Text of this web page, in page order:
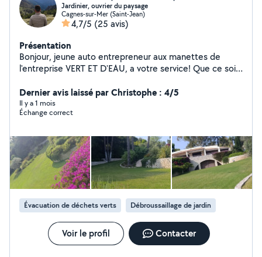
Jardinier, ouvrier du paysage
Cagnes-sur-Mer (Saint-Jean)
4,7/5 (25 avis)
Présentation
Bonjour, jeune auto entrepreneur aux manettes de
l'entreprise VERT ET D'EAU, a votre service! Que ce soit
remise en etat générale, tailles de haies, arrosage
automatique, en passant par du gros débroussaillage au
simple nettoyage, je sais tout faire! Je suis la pour
temps et en heure avec du matériel professionnel, alors
n'hésitez pas ! adoptez moi !
Dernier avis laissé par Christophe : 4/5
Il y a 1 mois
Échange correct
Évacuation de déchets verts Débroussaillage de jardin
Voir le profil Contacter